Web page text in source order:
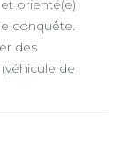
orienté(e)
conquête.
des
de